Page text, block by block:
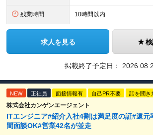
残業時間 10時間以内
求人を見る
掲載終了予定日：
NEW 正社員 面接情報有 自己PR不要 話を聞き
株式会社カンゲンエージェント
ITエンジニア#紹介入社4割は満足度の証#還元
間面談OK#営業42名が並走